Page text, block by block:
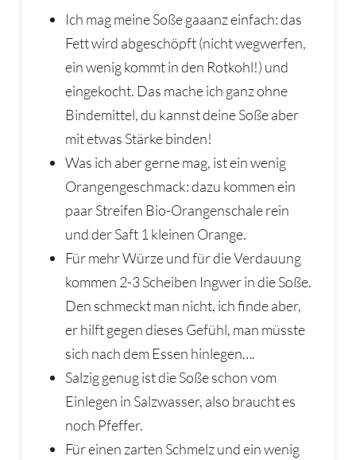
Ich mag meine Soße gaaanz einfach: das
Fett wird abgeschöpft (nicht wegwerfen,
ein wenig kommt in den Rotkohl!) und
eingekocht. Das mache ich ganz ohne
Bindemittel, du kannst deine Soße aber
mit etwas Stärke binden!
Was ich aber gerne mag, ist ein wenig
Orangengeschmack: dazu kommen ein
paar Streifen Bio-Orangenschale rein
und der Saft 1 kleinen Orange.
Für mehr Würze und für die Verdauung
kommen 2-3 Scheiben Ingwer in die Soße.
Den schmeckt man nicht, ich finde aber,
er hilft gegen dieses Gefühl, man müsste
sich nach dem Essen hinlegen….
Salzig genug ist die Soße schon vom
Einlegen in Salzwasser, also braucht es
noch Pfeffer.
Für einen zarten Schmelz und ein wenig